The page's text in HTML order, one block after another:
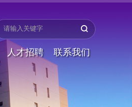
人才招聘 联系我们